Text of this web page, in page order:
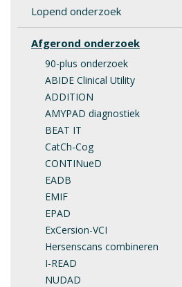
Lopend onderzoek
Afgerond onderzoek
90-plus onderzoek
ABIDE Clinical Utility
ADDITION
AMYPAD diagnostiek
BEAT IT
CatCh-Cog
CONTINueD
EADB
EMIF
EPAD
ExCersion-VCI
Hersenscans combineren
I-READ
NUDAD